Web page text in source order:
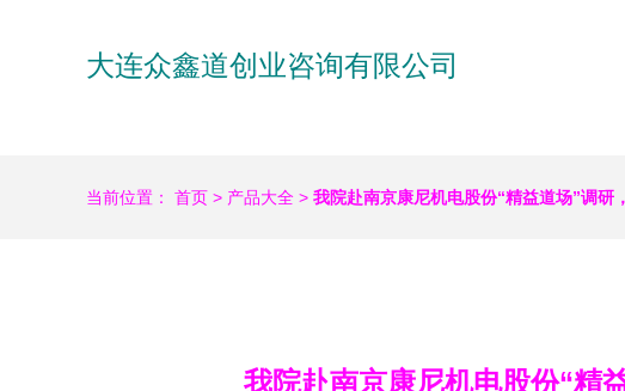
大连众鑫道创业咨询有限公司
当前位置： 首页 > 产品大全 > 我院赴南京康尼机电股份“精益道场”调研
我院赴南京康尼机电股份“精